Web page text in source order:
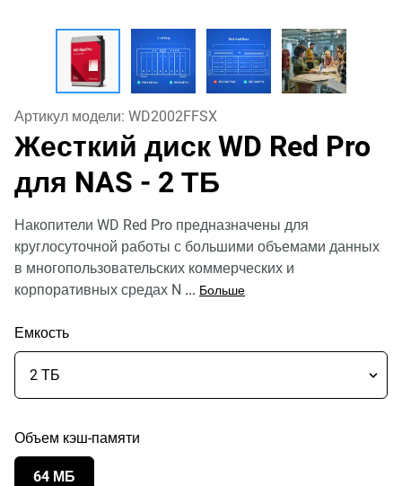
Артикул модели: WD2002FFSX
Жесткий диск WD Red Pro
для NAS - 2 ТБ
Накопители WD Red Pro предназначены для
круглосуточной работы с большими объемами данных
в многопользовательских коммерческих и
корпоративных средах N ... Больше
Емкость
Объем кэш-памяти
64 МБ